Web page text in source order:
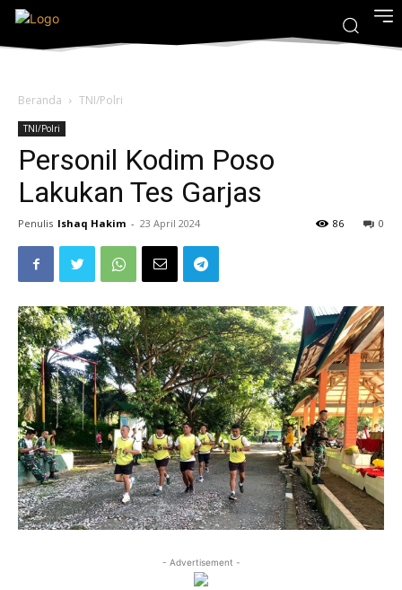
Beranda TNI/Polri
TNI/Polri
Personil Kodim Poso
Lakukan Tes Garjas
Penulis Ishaq Hakim - 23 April 2024 0
86
- Advertisement -